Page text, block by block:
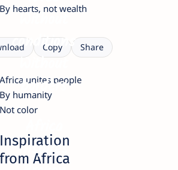
By hearts, not wealth
Without
conditions
Without
borders
Copy Share
Africa unites people
By humanity
Not color
Inspiration
from Africa
inspires